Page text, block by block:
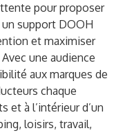
pour proposer
support DOOH
et maximiser
une audience
aux marques de
chaque
et à l’intérieur d’un
loisirs, travail,